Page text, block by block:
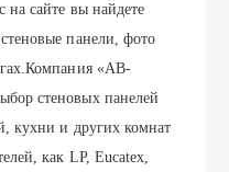
сайте вы найдете
панели, фото
«АВ-
стеновых панелей
кухни и других комнат
как LP, Eucatex,